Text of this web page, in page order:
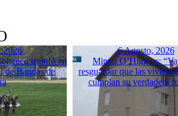
2026
triunfó en
de Bandas de
6 Agosto, 2026
Minvu O’Higgins:
resguardar que las
cumplan su verdadera